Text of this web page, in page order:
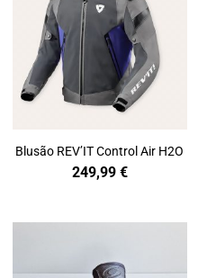
Blusão REV’IT Control Air H2O
249,99 €